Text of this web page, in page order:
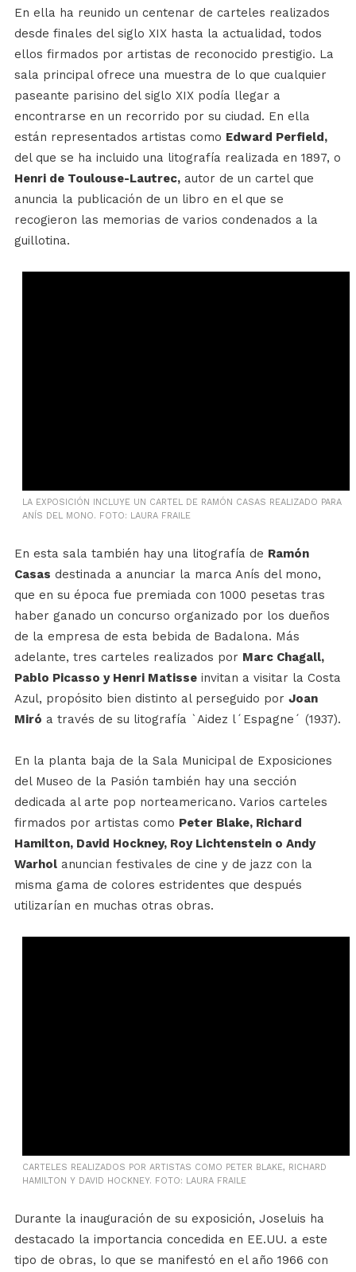
En ella ha reunido un centenar de carteles realizados
desde finales del siglo XIX hasta la actualidad, todos
ellos firmados por artistas de reconocido prestigio. La
sala principal ofrece una muestra de lo que cualquier
paseante parisino del siglo XIX podía llegar a
encontrarse en un recorrido por su ciudad. En ella
están representados artistas como Edward Perfield,
del que se ha incluido una litografía realizada en 1897, o
Henri de Toulouse-Lautrec,autor de un cartel que
anuncia la publicación de un libro en el que se
recogieron las memorias de varios condenados a la
guillotina.
LA EXPOSICIÓN INCLUYE UN CARTEL DE RAMÓN CASAS REALIZADO PARA
ANÍS DEL MONO. FOTO: LAURA FRAILE
En esta sala también hay una litografía de Ramón
Casas destinada a anunciar la marca Anís del mono,
que en su época fue premiada con 1000 pesetas tras
haber ganado un concurso organizado por los dueños
de la empresa de esta bebida de Badalona. Más
adelante, tres carteles realizados por Marc Chagall,
Pablo Picasso y Henri Matisseinvitan a visitar la Costa
Azul, propósito bien distinto al perseguido por Joan
Miró a través de su litografía `Aidez l´Espagne´ (1937).
En la planta baja de la Sala Municipal de Exposiciones
del Museo de la Pasión también hay una sección
dedicada al arte pop norteamericano. Varios carteles
firmados por artistas como Peter Blake, Richard
Hamilton, David Hockney, Roy Lichtenstein o Andy
Warholanuncian festivales de cine y de jazz con la
misma gama de colores estridentes que después
utilizarían en muchas otras obras.
CARTELES REALIZADOS POR ARTISTAS COMO PETER BLAKE, RICHARD
HAMILTON Y DAVID HOCKNEY. FOTO: LAURA FRAILE
Durante la inauguración de su exposición, Joseluis ha
destacado la importancia concedida en EE.UU. a este
tipo de obras, lo que se manifestó en el año 1966 con